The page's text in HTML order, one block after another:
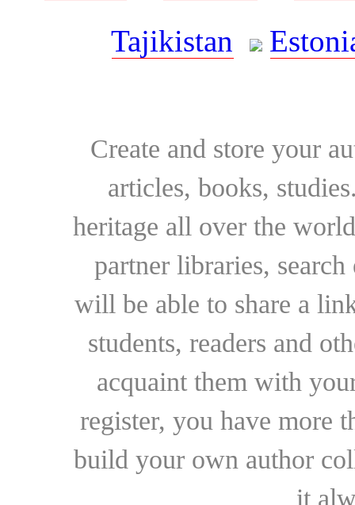
Tajikistan
Create and store your
articles, books,
heritage all over the
partner libraries,
will be able to share a
students, readers and
acquaint them with
register, you have more
build your own author
it